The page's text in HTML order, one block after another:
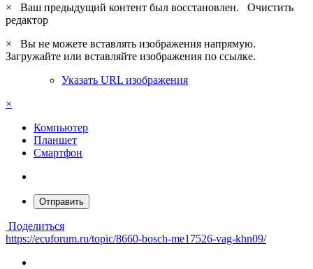
×
Ваш предыдущий контент был восстановлен. Очистить
редактор
×
Вы не можете вставлять изображения напрямую.
Загружайте или вставляйте изображения по ссылке.
Указать URL изображения
×
Компьютер
Планшет
Смартфон
Отправить
Поделиться
https://ecuforum.ru/topic/8660-bosch-me17526-vag-khn09/